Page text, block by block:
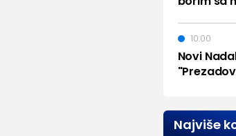
Novi
10:00
Najviše